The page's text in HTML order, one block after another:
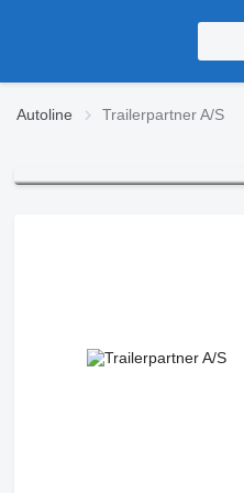
Autoline Trailerpartner A/S